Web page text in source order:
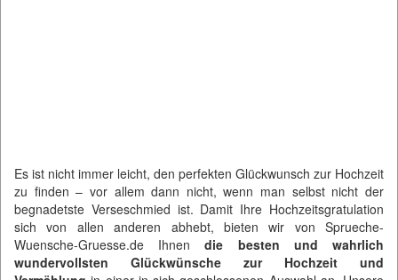
Es ist nicht immer leicht, den perfekten Glückwunsch zur Hochzeit
zu finden – vor allem dann nicht, wenn man selbst nicht der
begnadetste Verseschmied ist. Damit Ihre Hochzeitsgratulation
sich von allen anderen abhebt, bieten wir von Sprueche-
Wuensche-Gruesse.de Ihnendie besten und wahrlich
wundervollsten Glückwünsche zur Hochzeit und